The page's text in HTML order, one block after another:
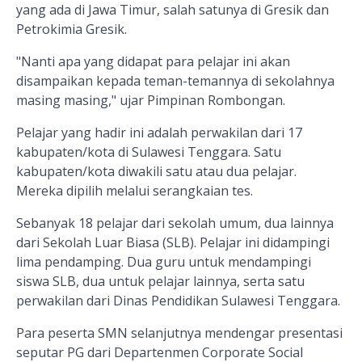
yang ada di Jawa Timur, salah satunya di Gresik dan
Petrokimia Gresik.
"Nanti apa yang didapat para pelajar ini akan
disampaikan kepada teman-temannya di sekolahnya
masing masing," ujar Pimpinan Rombongan.
Pelajar yang hadir ini adalah perwakilan dari 17
kabupaten/kota di Sulawesi Tenggara. Satu
kabupaten/kota diwakili satu atau dua pelajar.
Mereka dipilih melalui serangkaian tes.
Sebanyak 18 pelajar dari sekolah umum, dua lainnya
dari Sekolah Luar Biasa (SLB). Pelajar ini didampingi
lima pendamping. Dua guru untuk mendampingi
siswa SLB, dua untuk pelajar lainnya, serta satu
perwakilan dari Dinas Pendidikan Sulawesi Tenggara.
Para peserta SMN selanjutnya mendengar presentasi
seputar PG dari Departenmen Corporate Social